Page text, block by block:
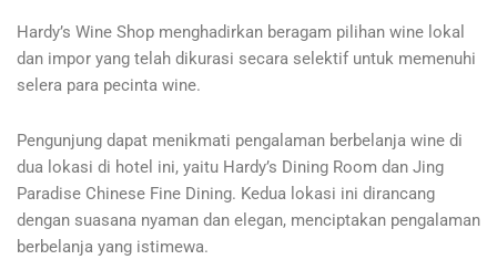
Hardy’s Wine Shop menghadirkan beragam pilihan wine lokal
dan impor yang telah dikurasi secara selektif untuk memenuhi
selera para pecinta wine.
Pengunjung dapat menikmati pengalaman berbelanja wine di
dua lokasi di hotel ini, yaitu Hardy’s Dining Room dan Jing
Paradise Chinese Fine Dining. Kedua lokasi ini dirancang
dengan suasana nyaman dan elegan, menciptakan pengalaman
berbelanja yang istimewa.